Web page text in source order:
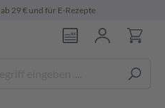
ab 29 € und für E-Rezepte